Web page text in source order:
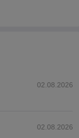
02.08.2026
02.08.2026